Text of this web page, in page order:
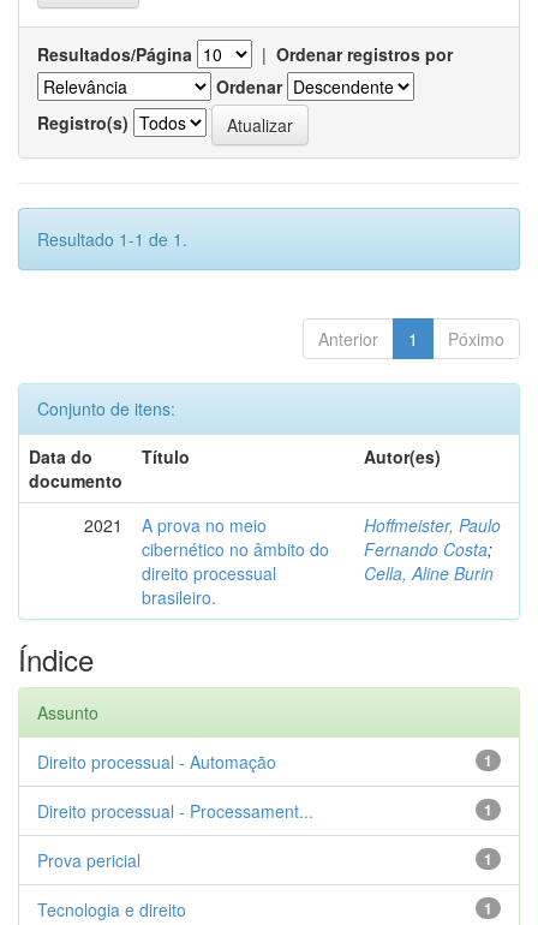
Resultados/Página | Ordenar registros por
Ordenar
Registro(s)
Resultado 1-1 de 1.
Anterior 1 Póximo
Conjunto de itens:
Data do
documento
Título Autor(es)
2021
A prova no meio
cibernético no âmbito do
direito processual
brasileiro.
Hoffmeister, Paulo
Fernando Costa;
Cella, Aline Burin
Índice
Assunto
1
Direito processual - Automação
1
Direito processual - Processament...
1
Prova pericial
1
Tecnologia e direito